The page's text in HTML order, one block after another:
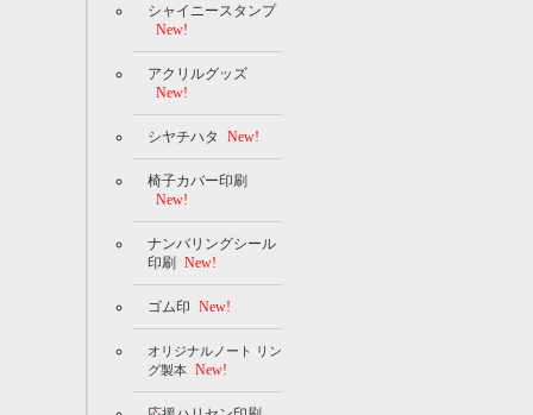
シャイニースタンプ
New!
アクリルグッズ
New!
シヤチハタ New!
椅子カバー印刷
New!
ナンバリングシール
印刷 New!
ゴム印 New!
オリジナルノート リン
グ製本 New!